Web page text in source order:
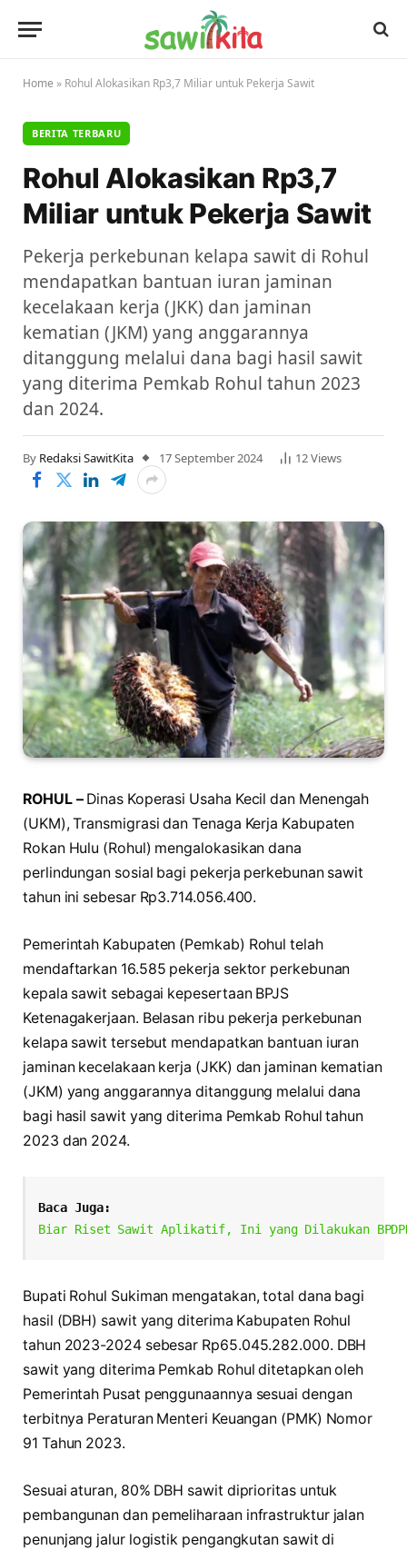
Home » Rohul Alokasikan Rp3,7 Miliar untuk Pekerja Sawit
BERITA TERBARU
Rohul Alokasikan Rp3,7
Miliar untuk Pekerja Sawit
Pekerja perkebunan kelapa sawit di Rohul
mendapatkan bantuan iuran jaminan
kecelakaan kerja (JKK) dan jaminan
kematian (JKM) yang anggarannya
ditanggung melalui dana bagi hasil sawit
yang diterima Pemkab Rohul tahun 2023
dan 2024.
By Redaksi SawitKita 17 September 2024 12Views
ROHUL –Dinas Koperasi Usaha Kecil dan Menengah
(UKM), Transmigrasi dan Tenaga Kerja Kabupaten
Rokan Hulu (Rohul) mengalokasikan dana
perlindungan sosial bagi pekerja perkebunan sawit
tahun ini sebesar Rp3.714.056.400.
Pemerintah Kabupaten (Pemkab) Rohul telah
mendaftarkan 16.585 pekerja sektor perkebunan
kepala sawit sebagai kepesertaan BPJS
Ketenagakerjaan. Belasan ribu pekerja perkebunan
kelapa sawit tersebut mendapatkan bantuan iuran
jaminan kecelakaan kerja (JKK) dan jaminan kematian
(JKM) yang anggarannya ditanggung melalui dana
bagi hasil sawit yang diterima Pemkab Rohul tahun
2023 dan 2024.
Baca Juga:
Biar Riset Sawit Aplikatif, Ini yang Dilakukan
Bupati Rohul Sukiman mengatakan, total dana bagi
hasil (DBH) sawit yang diterima Kabupaten Rohul
tahun 2023-2024 sebesar Rp65.045.282.000. DBH
sawit yang diterima Pemkab Rohul ditetapkan oleh
Pemerintah Pusat penggunaannya sesuai dengan
terbitnya Peraturan Menteri Keuangan (PMK) Nomor
91 Tahun 2023.
Sesuai aturan, 80% DBH sawit diprioritas untuk
pembangunan dan pemeliharaan infrastruktur jalan
penunjang jalur logistik pengangkutan sawit di